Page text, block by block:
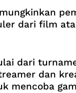
dari film
dari
dan
mencoba